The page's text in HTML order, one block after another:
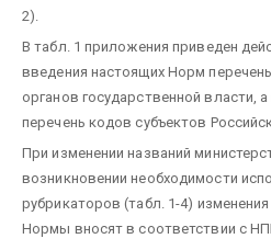
2).
В табл. 1 приложения приведен
введения настоящих Норм
органов государственной власти,
перечень кодов субъектов
При изменении названий
возникновении необходимости
рубрикаторов (табл. 1-4)
Нормы вносят в соответствии с